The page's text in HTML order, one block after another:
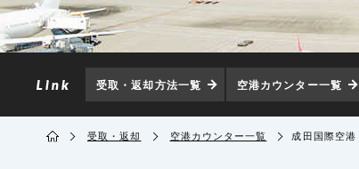
受取・返却方法一覧 空港カウンター一覧
受取・返却 空港カウンター一覧 成田国際空